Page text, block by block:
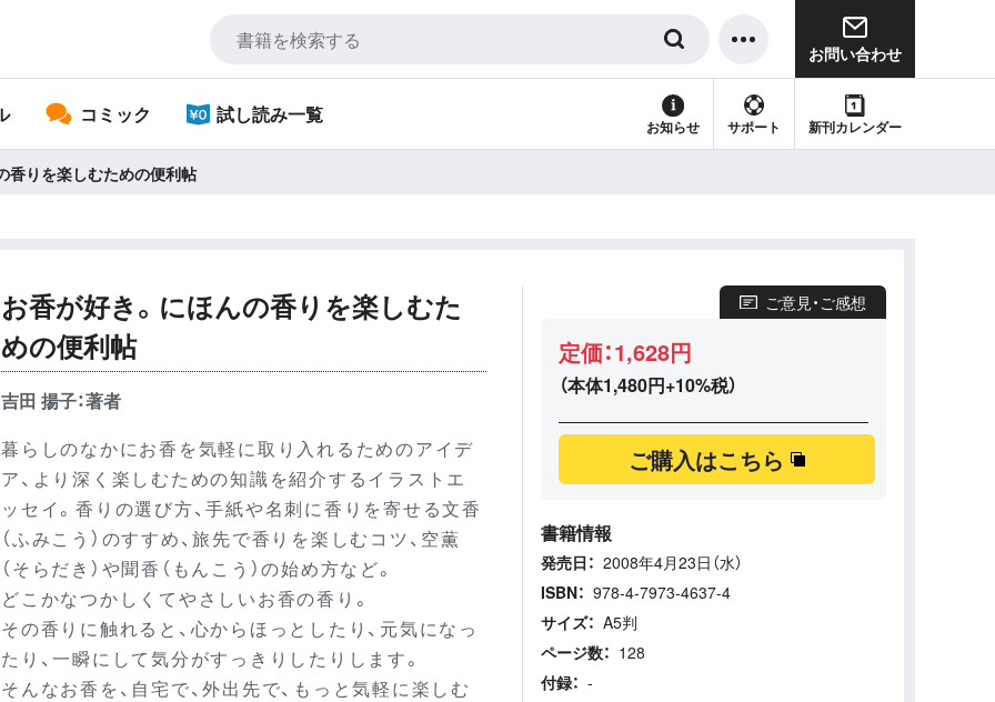
お問い合わせ
コミック 試し読み一覧
お知らせ サポート 新刊カレンダー
香りを楽しむための便利帖
お香が好き。にほんの香りを楽しむた
めの便利帖
吉田 揚子：著者
暮らしのなかにお香を気軽に取り入れるためのアイデ
ア、より深く楽しむための知識を紹介するイラストエ
ッセイ。香りの選び方、手紙や名刺に香りを寄せる文香
（ふみこう）のすすめ、旅先で香りを楽しむコツ、空薫
（そらだき）や聞香（もんこう）の始め方など。
どこかなつかしくてやさしいお香の香り。
その香りに触れると、心からほっとしたり、元気になっ
たり、一瞬にして気分がすっきりしたりします。
そんなお香を、自宅で、外出先で、もっと気軽に楽しむ
ご意見・ご感想
定価：1,628円
（本体1,480円+10%税）
ご購入はこちら
書籍情報
発売日： 2008年4月23日（水）
ISBN： 978-4-7973-4637-4
サイズ： A5判
ページ数： 128
付録： -